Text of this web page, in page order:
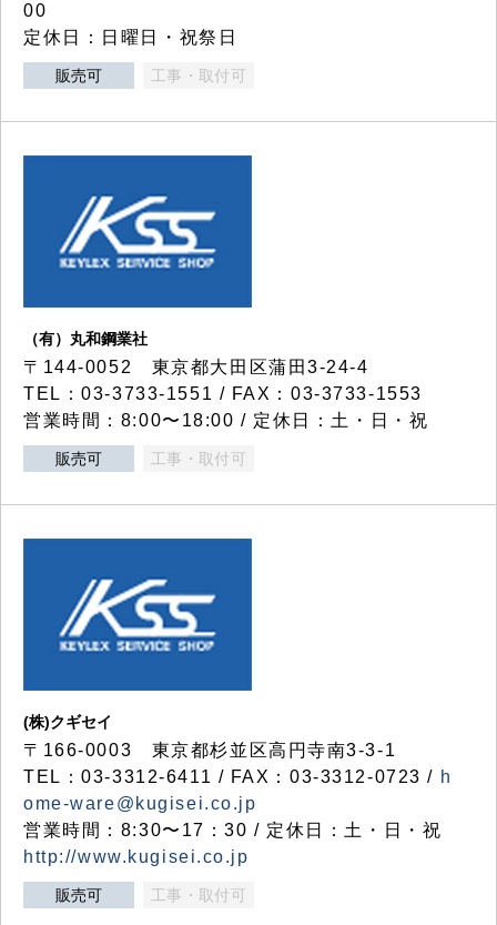
00
定休日：日曜日・祝祭日
販売可 工事・取付可
（有）丸和鋼業社
〒144-0052 東京都大田区蒲田3-24-4
TEL：03-3733-1551 / FAX：03-3733-1553
営業時間：8:00〜18:00 / 定休日：土・日・祝
販売可 工事・取付可
(株)クギセイ
〒166-0003 東京都杉並区高円寺南3-3-1
TEL：03-3312-6411 / FAX：03-3312-0723 / h
ome-ware@kugisei.co.jp
営業時間：8:30〜17：30 / 定休日：土・日・祝
http://www.kugisei.co.jp
販売可 工事・取付可